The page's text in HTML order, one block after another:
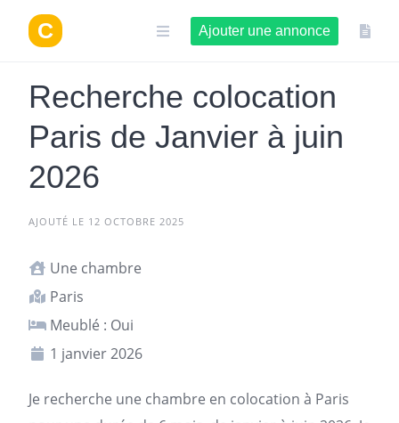
contenu
Ajouter une annonce
Recherche colocation
Paris de Janvier à juin
2026
AJOUTÉ LE 12 OCTOBRE 2025
Une chambre
Paris
Meublé : Oui
1 janvier 2026
Je recherche une chambre en colocation à Paris